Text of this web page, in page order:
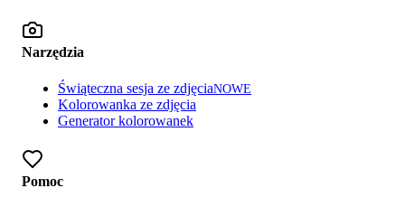
Narzędzia
Świąteczna sesja ze zdjęciaNOWE
Kolorowanka ze zdjęcia
Generator kolorowanek
Pomoc